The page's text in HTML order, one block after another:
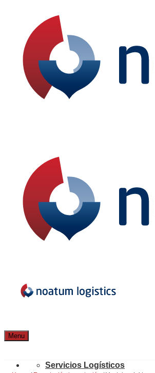
Menu
Servicios Logísticos